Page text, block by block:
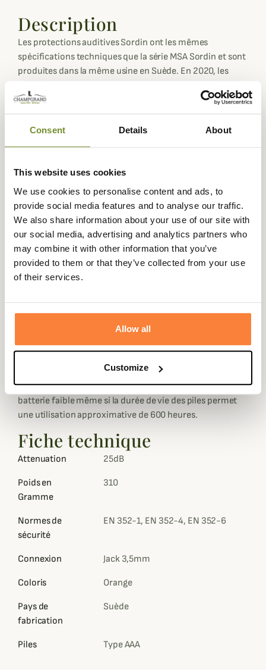
Consent Details About
This website uses cookies
We use cookies to personalise content and ads, to
provide social media features and to analyse our traffic.
We also share information about your use of our site with
our social media, advertising and analytics partners who
may combine it with other information that you’ve
provided to them or that they’ve collected from your use
of their services.
Allow all
Customize
Description
Les protections auditives Sordin ont les mêmes
spécifications techniques que la série MSA Sordin et sont
produites dans la même usine en Suède. En 2020, les
protections auditives Sordin.
niveaux d'amplification du son. Les haut-parleurs
intégrés dans le casque amplifient les sons faibles et
égal à 25dB, une valeur idéale pour son type d'utilisation.
Cela signifie que les bruits nocifs tels que les détonations
au delà de 82dB sont réduits jusqu'à 25dB.
Chaque microphone a été imperméabilisé, ce qui rend le
casque antibruit parfait pour une utilisation en extérieur
dans les bois ou sur le terrain. Il peut également être
travail bruyants.
Les deux microphones recréent un excellent son 3D en
tête réglable, d'une prise jack 3,5mm, d'une mémoire des
réglages volume et d'une alarme de prévention de
batterie faible même si la durée de vie des piles permet
une utilisation approximative de 600 heures.
Fiche technique
Attenuation 25dB
Poids en
Gramme
310
Normes de
sécurité
EN 352-1, EN 352-4, EN 352-6
Connexion Jack 3,5mm
Coloris Orange
Pays de
fabrication
Suède
Piles Type AAA